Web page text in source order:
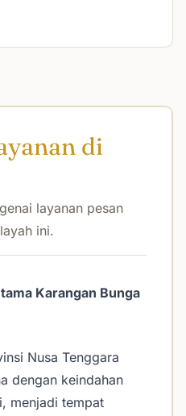
di
layanan pesan
ini.
Karangan Bunga
Nusa Tenggara
dengan keindahan
menjadi tempat